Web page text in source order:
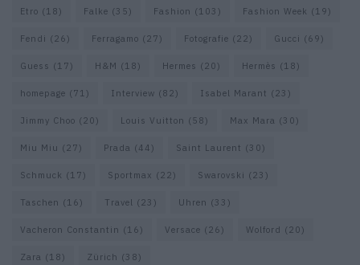
Etro (18) Falke (35) Fashion (103) Fashion Week (19)
Fendi (26) Ferragamo (27) Fotografie (22) Gucci (69)
Guess (17) H&M (18) Hermes (20) Hermès (18)
homepage (71) Interview (82) Isabel Marant (23)
Jimmy Choo (20) Louis Vuitton (58) Max Mara (30)
Miu Miu (27) Prada (44) Saint Laurent (30)
Schmuck (17) Sportmax (22) Swarovski (23)
Taschen (16) Travel (23) Uhren (33)
Vacheron Constantin (16) Versace (26) Wolford (20)
Zara (18) Zürich (38)